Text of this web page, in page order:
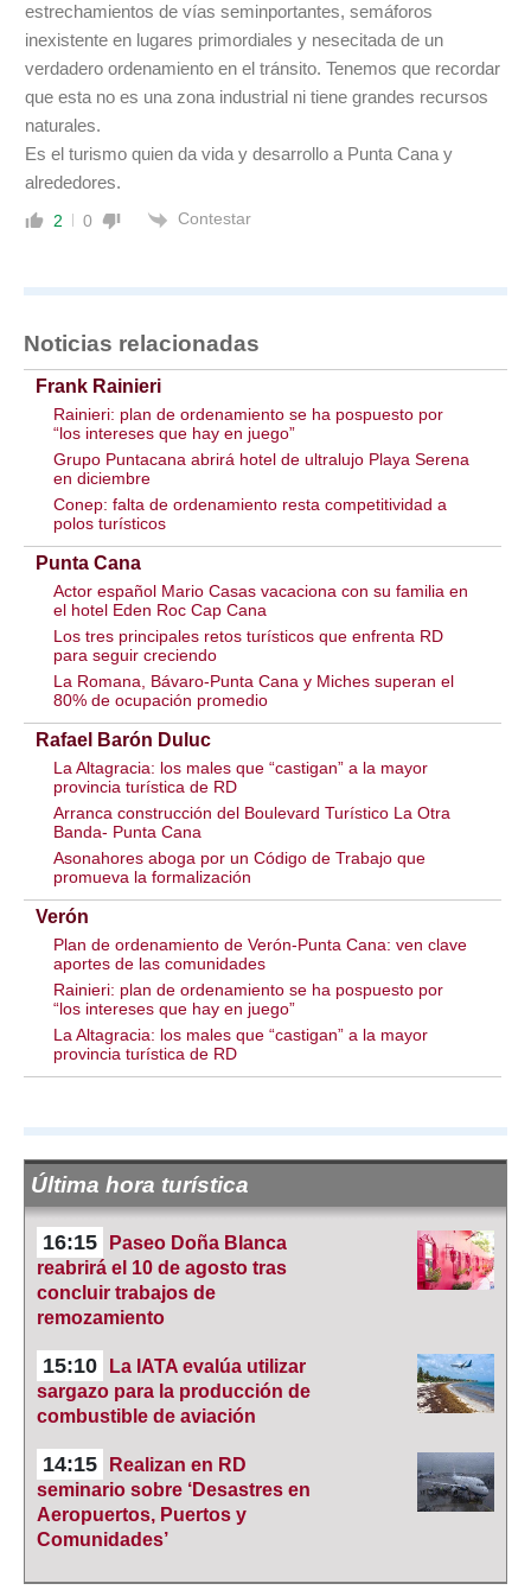
estrechamientos de vías seminportantes, semáforos
inexistente en lugares primordiales y nesecitada de un
verdadero ordenamiento en el tránsito. Tenemos que recordar
que esta no es una zona industrial ni tiene grandes recursos
naturales.
Es el turismo quien da vida y desarrollo a Punta Cana y
alrededores.
2 0 Contestar
Noticias relacionadas
Frank Rainieri
Rainieri: plan de ordenamiento se ha pospuesto por
“los intereses que hay en juego”
Grupo Puntacana abrirá hotel de ultralujo Playa Serena
en diciembre
Conep: falta de ordenamiento resta competitividad a
polos turísticos
Punta Cana
Actor español Mario Casas vacaciona con su familia en
el hotel Eden Roc Cap Cana
Los tres principales retos turísticos que enfrenta RD
para seguir creciendo
La Romana, Bávaro-Punta Cana y Miches superan el
80% de ocupación promedio
Rafael Barón Duluc
La Altagracia: los males que “castigan” a la mayor
provincia turística de RD
Arranca construcción del Boulevard Turístico La Otra
Banda- Punta Cana
Asonahores aboga por un Código de Trabajo que
promueva la formalización
Verón
Plan de ordenamiento de Verón-Punta Cana: ven clave
aportes de las comunidades
Rainieri: plan de ordenamiento se ha pospuesto por
“los intereses que hay en juego”
La Altagracia: los males que “castigan” a la mayor
provincia turística de RD
Última hora turística
16:15
Paseo Doña Blanca
reabrirá el 10 de agosto tras
concluir trabajos de
remozamiento
15:10
La IATA evalúa utilizar
sargazo para la producción de
combustible de aviación
14:15
Realizan en RD
seminario sobre ‘Desastres en
Aeropuertos, Puertos y
Comunidades’